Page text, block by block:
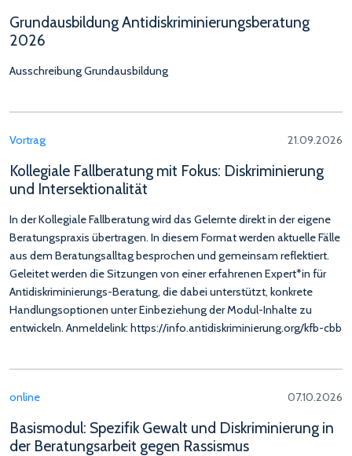
Grundausbildung Antidiskriminierungsberatung
2026
Ausschreibung Grundausbildung
Vortrag 21.09.2026
Kollegiale Fallberatung mit Fokus: Diskriminierung
und Intersektionalität
In der Kollegiale Fallberatung wird das Gelernte direkt in der eigene
Beratungspraxis übertragen. In diesem Format werden aktuelle Fälle
aus dem Beratungsalltag besprochen und gemeinsam reflektiert.
Geleitet werden die Sitzungen von einer erfahrenen Expert*in für
Antidiskriminierungs-Beratung, die dabei unterstützt, konkrete
Handlungsoptionen unter Einbeziehung der Modul-Inhalte zu
entwickeln. Anmeldelink: https://info.antidiskriminierung.org/kfb-cbb
online 07.10.2026
Basismodul: Spezifik Gewalt und Diskriminierung in
der Beratungsarbeit gegen Rassismus